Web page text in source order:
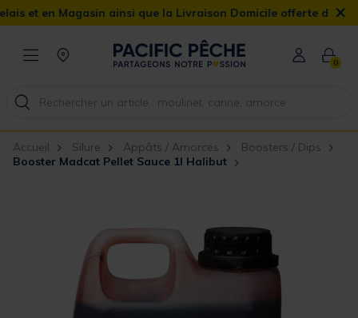
Magasin ainsi que la Livraison Domicile offerte dès 90€ ×
0
Accueil Silure Appâts / Amorces
Boosters / Dips
Booster Madcat Pellet Sauce 1l Halibut